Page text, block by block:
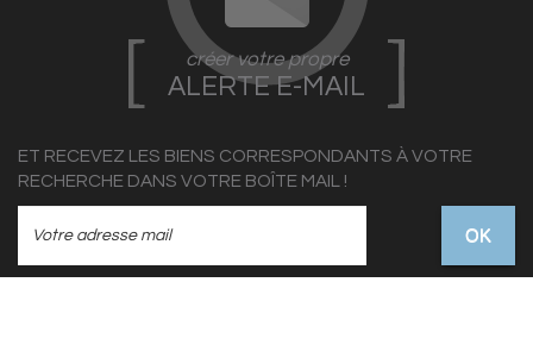
créer votre propre
ALERTE E-MAIL
ET RECEVEZ LES BIENS CORRESPONDANTS À VOTRE
RECHERCHE DANS VOTRE BOÎTE MAIL !
OK